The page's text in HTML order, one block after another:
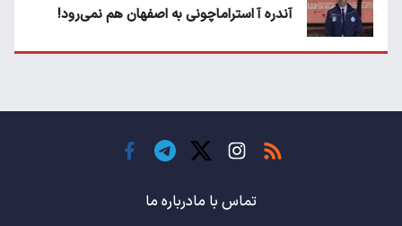
آندره آ استراماچونی به اصفهان هم نمی‌رود!
حسن روی هوا!
باشگاه های جهان
تماس با مادرباره ما